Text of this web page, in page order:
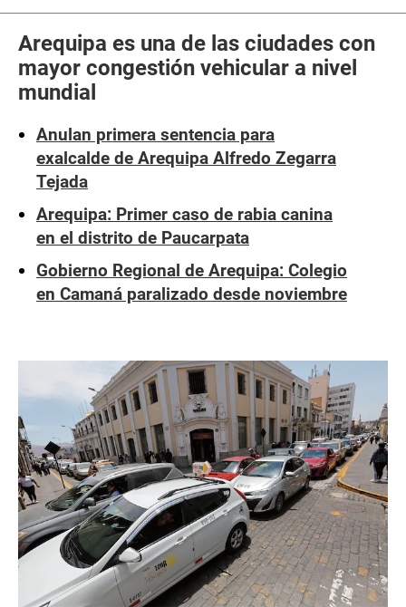
Arequipa es una de las ciudades con
mayor congestión vehicular a nivel
mundial
Anulan primera sentencia para
exalcalde de Arequipa Alfredo Zegarra
Tejada
Arequipa: Primer caso de rabia canina
en el distrito de Paucarpata
Gobierno Regional de Arequipa: Colegio
en Camaná paralizado desde noviembre